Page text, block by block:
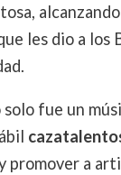
les dio a los
fue un
promover a